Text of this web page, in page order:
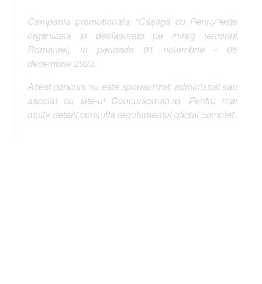
Campania promotionala "Câștigă cu Penny"este
organizata si desfasurata pe intreg teritoriul
Romaniei, in perioada 01 noiembrie - 05
decembrie 2023.
Acest concurs nu este sponsorizat, administrat sau
asociat cu site-ul Concursoman.ro. Pentru mai
multe detalii consulta regulamentul oficial complet.